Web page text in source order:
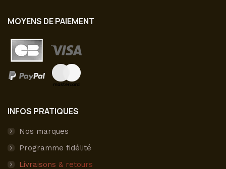
MOYENS DE PAIEMENT
INFOS PRATIQUES
Nos marques
Programme fidélité
Livraisons & retours